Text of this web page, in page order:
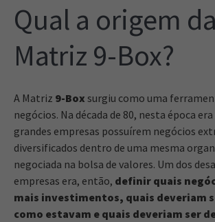
Qual a origem da
Matriz 9-Box?
A Matriz 9-Box surgiu como uma
negócios. Na década de 80, nesta época
grandes empresas possuírem negócios
diversificados dentro de uma mesma
negociada na bolsa de valores. Um dos
empresas era, então, definir quais
mais investimentos, quais deveriam
como estavam e quais deveriam ser